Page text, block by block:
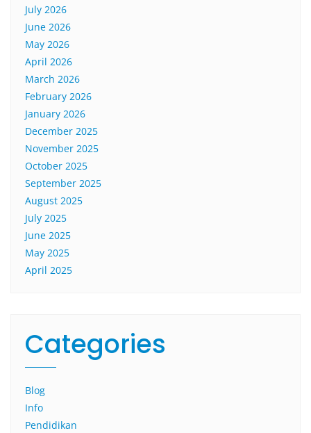
July 2026
June 2026
May 2026
April 2026
March 2026
February 2026
January 2026
December 2025
November 2025
October 2025
September 2025
August 2025
July 2025
June 2025
May 2025
April 2025
Categories
Blog
Info
Pendidikan